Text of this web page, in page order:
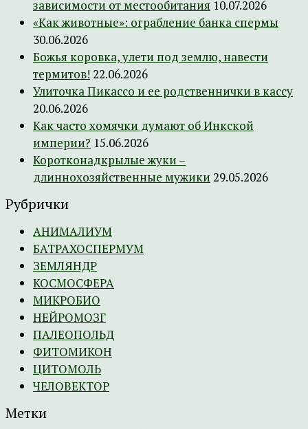
зависимости от местообитания 10.07.2026
«Как животные»: ограбление банка спермы
30.06.2026
Божья коровка, улети под землю, навести
термитов! 22.06.2026
Улиточка Пикассо и ее родственнички в кассу
20.06.2026
Как часто хомячки думают об Инкской
империи? 15.06.2026
Коротконадкрылые жуки –
длиннохозяйственные мужики 29.05.2026
Рубрички
АНИМАЛИУМ
БАТРАХОСПЕРМУМ
ЗЕМЛЯНДР
КОСМОСФЕРА
МИКРОБИО
НЕЙРОМОЗГ
ПАЛЕОПОЛЬД
ФИТОМИКОН
ЦИТОМОЛЬ
ЧЕЛОВЕКТОР
Метки